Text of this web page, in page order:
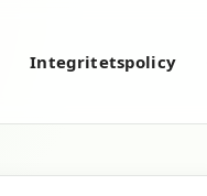
Integritetspolicy